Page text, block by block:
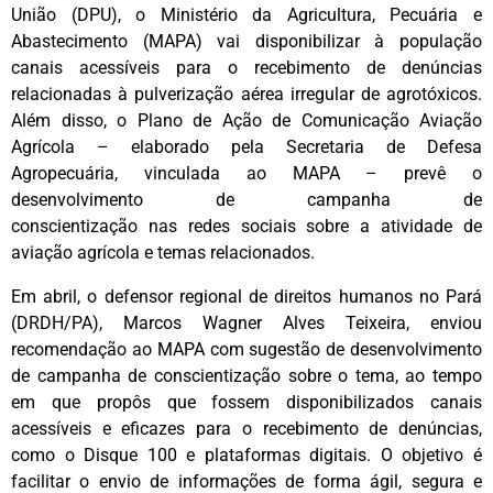
União (DPU), o Ministério da Agricultura, Pecuária e
Abastecimento (MAPA) vai disponibilizar à população
canais acessíveis para o recebimento de denúncias
relacionadas à pulverização aérea irregular de agrotóxicos.
Além disso, o Plano de Ação de Comunicação Aviação
Agrícola – elaborado pela Secretaria de Defesa
Agropecuária, vinculada ao MAPA – prevê o
desenvolvimento de campanha de
conscientização nas redes sociais sobre a atividade de
aviação agrícola e temas relacionados.
Em abril, o defensor regional de direitos humanos no Pará
(DRDH/PA), Marcos Wagner Alves Teixeira, enviou
recomendação ao MAPA com sugestão de desenvolvimento
de campanha de conscientização sobre o tema, ao tempo
em que propôs que fossem disponibilizados canais
acessíveis e eficazes para o recebimento de denúncias,
como o Disque 100 e plataformas digitais. O objetivo é
facilitar o envio de informações de forma ágil, segura e